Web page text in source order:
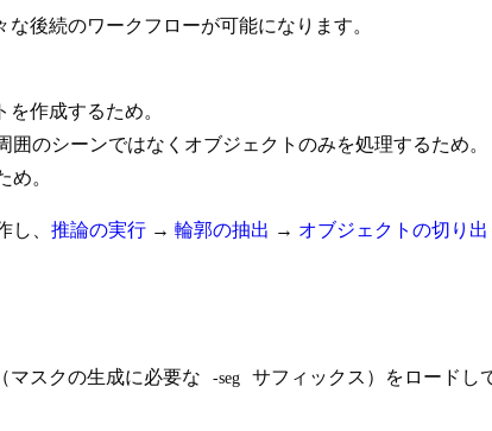
後続のワークフローが可能になります。
作成するため。
のシーンではなくオブジェクトのみを処理するため。
め。
し、 推論の実行 → 輪郭の抽出 → オブジェクトの切り出
マスクの生成に必要な -seg サフィックス）をロードし